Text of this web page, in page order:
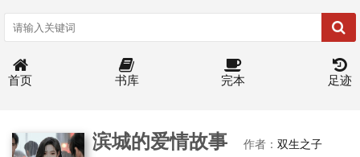
首页 书库 完本 足迹
滨城的爱情故事 作者： 双生之子